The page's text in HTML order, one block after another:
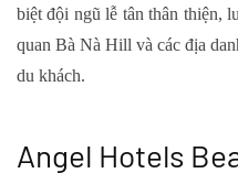
biệt đội ngũ lễ tân thân thiện,
quan Bà Nà Hill và các địa
du khách.
Angel Hotels